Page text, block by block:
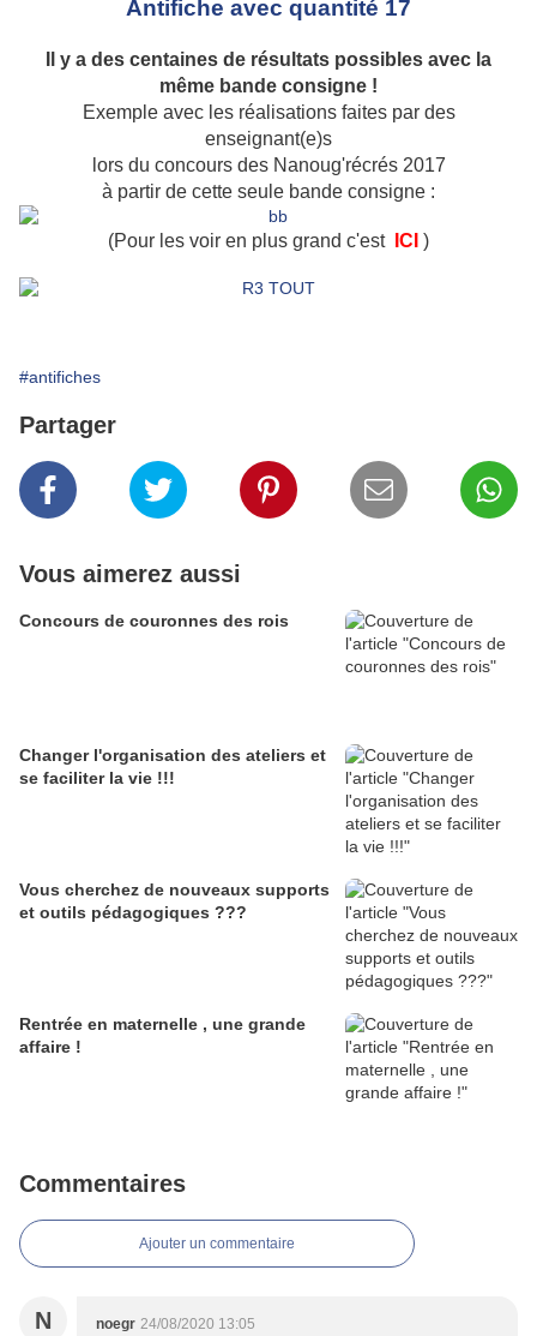
Antifiche avec quantité 17
Il y a des centaines de résultats possibles avec la
même bande consigne !
Exemple avec les réalisations faites par des
enseignant(e)s
lors du concours des Nanoug'récrés 2017
à partir de cette seule bande consigne :
(Pour les voir en plus grand c'est ICI )
#antifiches
Partager
Vous aimerez aussi
Concours de couronnes des rois
Changer l'organisation des ateliers et
se faciliter la vie !!!
Vous cherchez de nouveaux supports
et outils pédagogiques ???
Rentrée en maternelle , une grande
affaire !
Commentaires
Ajouter un commentaire
N noegr 24/08/2020 13:05